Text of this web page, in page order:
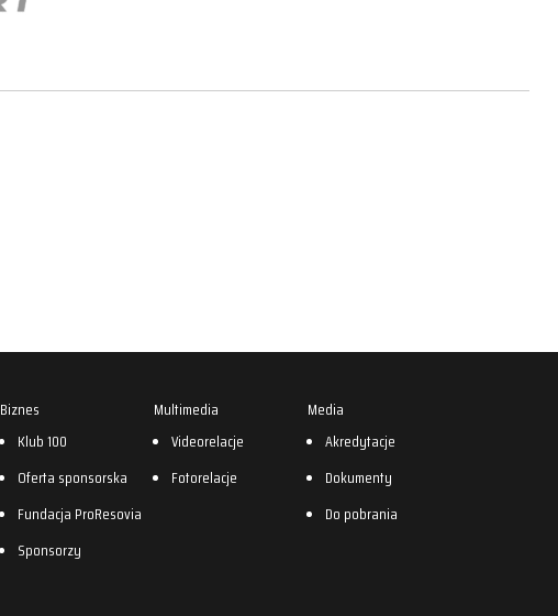
Biznes
Klub 100
Oferta sponsorska
Fundacja ProResovia
Sponsorzy
Multimedia
Videorelacje
Fotorelacje
Media
Akredytacje
Dokumenty
Do pobrania